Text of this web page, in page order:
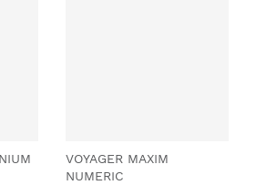
VOYAGER MAXIM
NUMERIC